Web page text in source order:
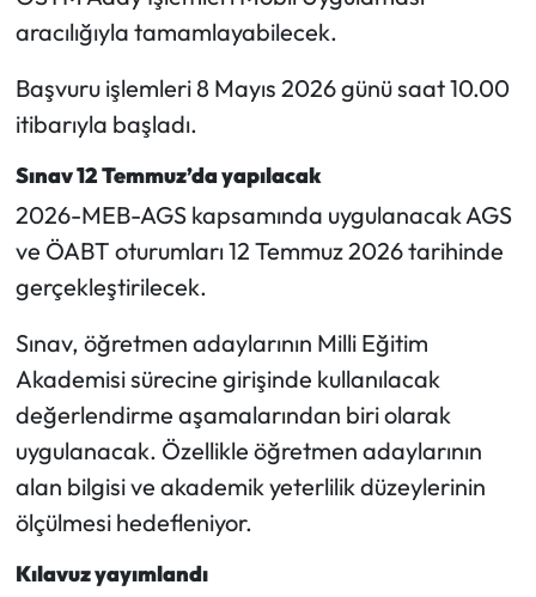
aracılığıyla tamamlayabilecek.
Başvuru işlemleri 8 Mayıs 2026 günü saat 10.00
itibarıyla başladı.
Sınav 12 Temmuz’da yapılacak
2026-MEB-AGS kapsamında uygulanacak AGS
ve ÖABT oturumları 12 Temmuz 2026 tarihinde
gerçekleştirilecek.
Sınav, öğretmen adaylarının Milli Eğitim
Akademisi sürecine girişinde kullanılacak
değerlendirme aşamalarından biri olarak
uygulanacak. Özellikle öğretmen adaylarının
alan bilgisi ve akademik yeterlilik düzeylerinin
ölçülmesi hedefleniyor.
Kılavuz yayımlandı
Turizm
Uğurludağ Haberleri
Yaşam
Yayla Haber
Yemek Tarifleri
Yerel Haberler